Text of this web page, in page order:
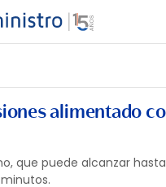
INTERMODAL
alimentado
que puede alcanzar